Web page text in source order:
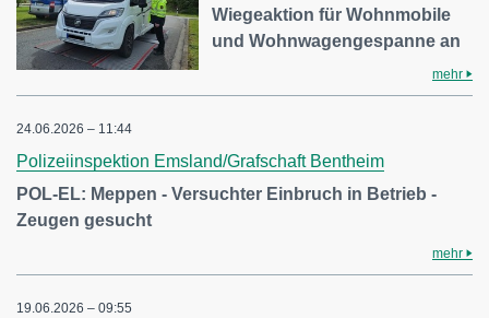
Wiegeaktion für Wohnmobile
und Wohnwagengespanne an
mehr
24.06.2026 – 11:44
Polizeiinspektion Emsland/Grafschaft Bentheim
POL-EL: Meppen - Versuchter Einbruch in Betrieb -
Zeugen gesucht
mehr
19.06.2026 – 09:55